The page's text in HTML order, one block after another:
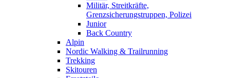
Militär, Streitkräfte,
Grenzsicherungstruppen, Polizei
Junior
Back Country
Alpin
Nordic Walking & Trailrunning
Trekking
Skitouren